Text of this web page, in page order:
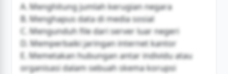
A. Menghitung jumlah kerugian negara
B. Menghapus data di media sosial
C. Mengunduh file dari server luar negeri
D. Memperbaiki jaringan internet kantor
E. Memetakan hubungan antar individu atau
organisasi dalam sebuah skema korupsi